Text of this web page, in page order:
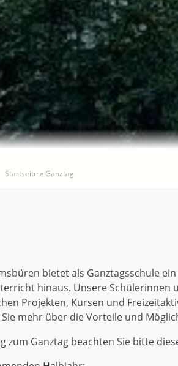
Startseite »Ganztag
bietet als Ganztagsschule
hinaus. Unsere Schülerinnen
Projekten, Kursen und
mehr über die Vorteile und
zum Ganztag beachten Sie bitte